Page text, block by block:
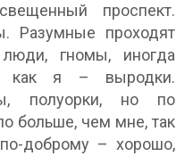
проспект.
Разумные проходят
гномы, иногда
как я – выродки.
полуорки, но по
больше, чем мне, так
доброму – хорошо,